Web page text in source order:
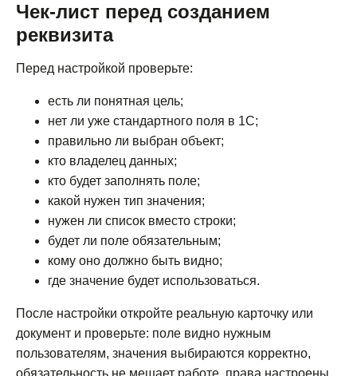
Чек-лист перед созданием
реквизита
Перед настройкой проверьте:
есть ли понятная цель;
нет ли уже стандартного поля в 1С;
правильно ли выбран объект;
кто владелец данных;
кто будет заполнять поле;
какой нужен тип значения;
нужен ли список вместо строки;
будет ли поле обязательным;
кому оно должно быть видно;
где значение будет использоваться.
После настройки откройте реальную карточку или
документ и проверьте: поле видно нужным
пользователям, значения выбираются корректно,
Согласие на обработку персональных данных
Политика конфиденциальности